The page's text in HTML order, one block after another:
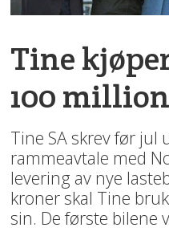
Tine
100
Tine SA skrev før jul
rammeavtale med
levering av nye
kroner skal Tine
sin. De første bilene